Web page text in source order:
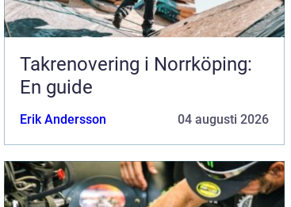
Takrenovering i Norrköping:
En guide
Erik Andersson 04 augusti 2026